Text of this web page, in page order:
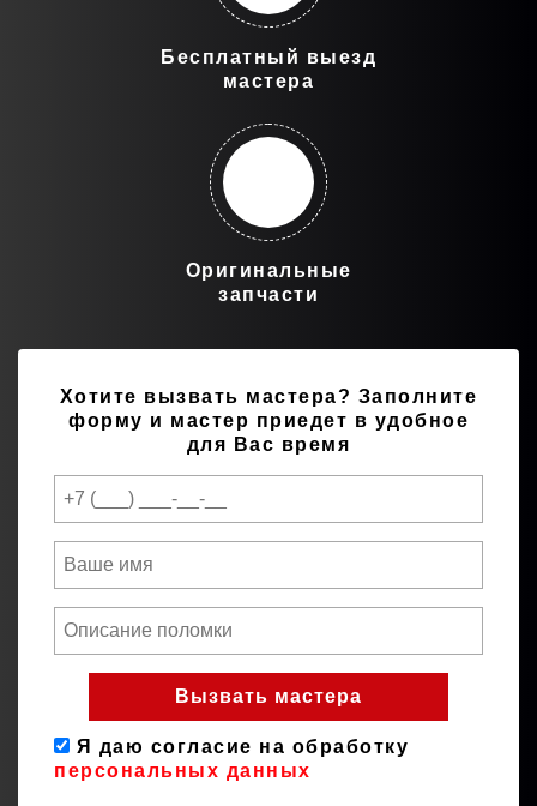
Бесплатный выезд
мастера
Оригинальные
запчасти
Хотите вызвать мастера? Заполните
форму и мастер приедет в удобное
для Вас время
Я даю согласие на обработку
персональных данных